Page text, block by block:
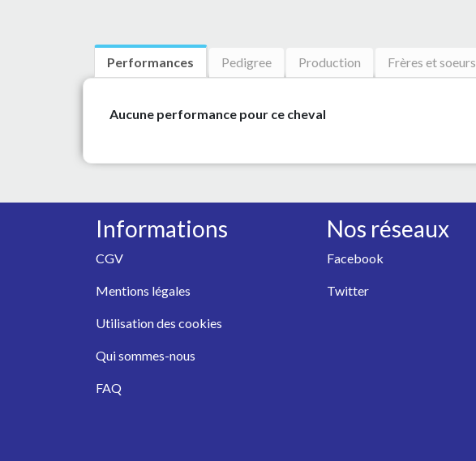
Performances Pedigree Production Frères et soeurs
Aucune performance pour ce cheval
Informations
CGV
Mentions légales
Utilisation des cookies
Qui sommes-nous
FAQ
Nos réseaux
Facebook
Twitter